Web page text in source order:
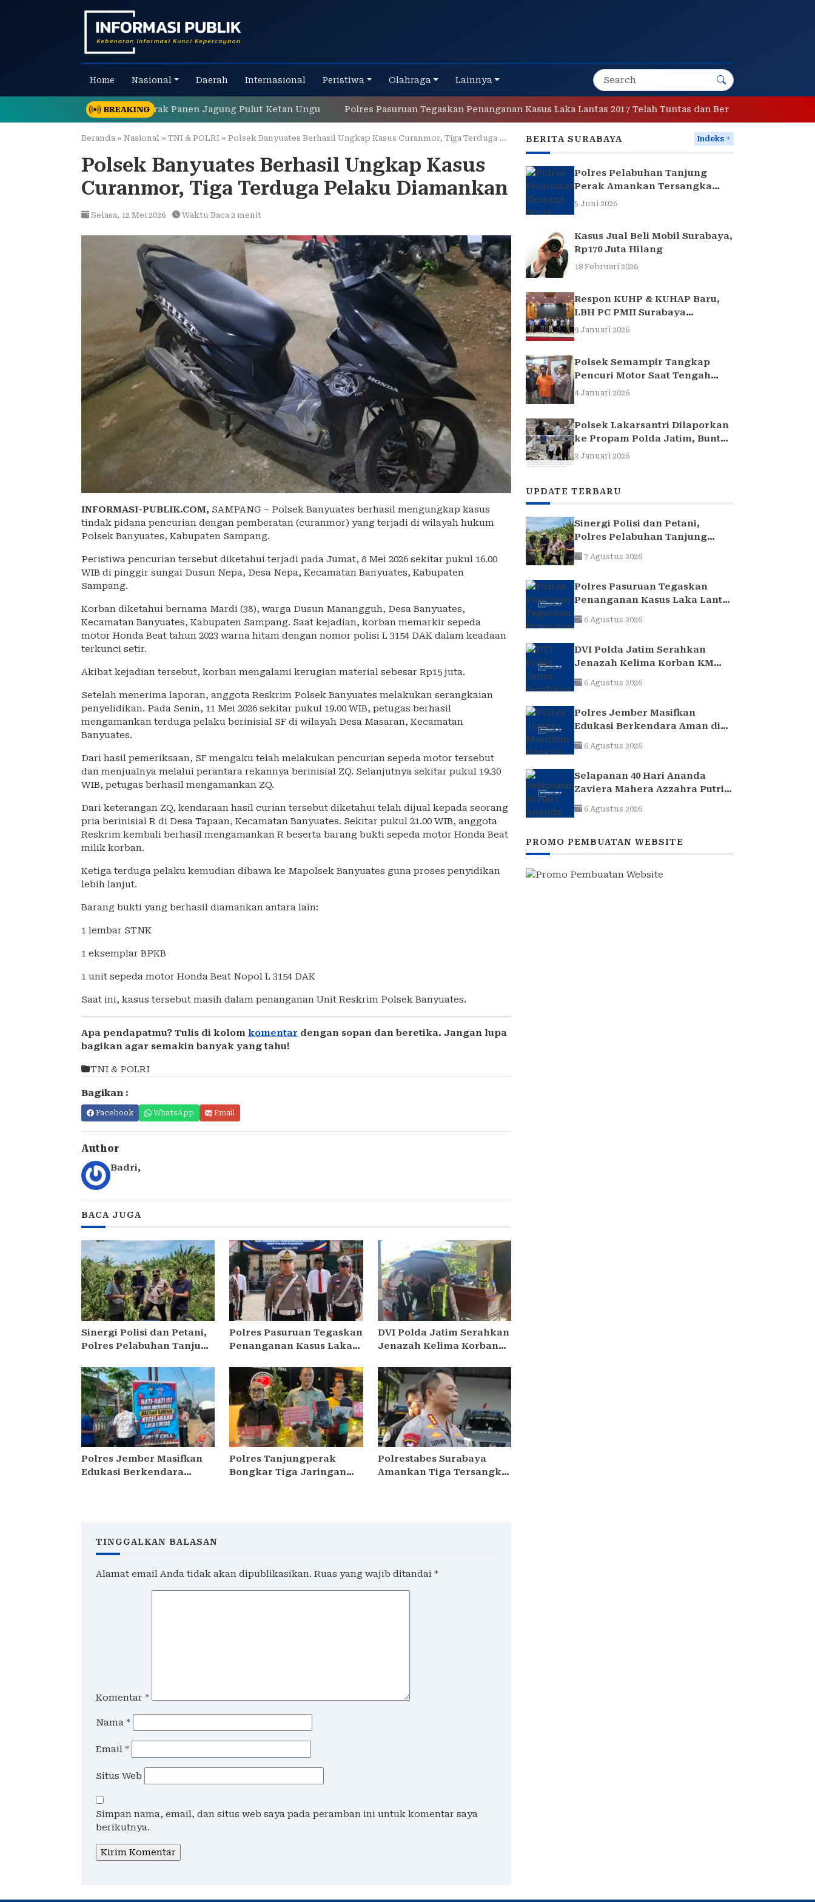
Home Nasional Daerah Internasional Peristiwa Olahraga Lainnya
BREAKING
Pelabuhan Tanjung Perak Panen Jagung Pulut Ketan Ungu Polres Pasuruan Tegaskan Penanganan Kasus Laka Lantas 2017 Telah Tuntas dan Berkekuatan Hukum Tetap
Beranda » Nasional » TNI & POLRI » Polsek Banyuates Berhasil Ungkap Kasus Curanmor, Tiga Terduga Pelaku Diamankan
Polsek Banyuates Berhasil Ungkap Kasus
Curanmor, Tiga Terduga Pelaku Diamankan
Selasa, 12 Mei 2026 Waktu Baca 2 menit
INFORMASI-PUBLIK.COM, SAMPANG – Polsek Banyuates berhasil mengungkap kasus
tindak pidana pencurian dengan pemberatan (curanmor) yang terjadi di wilayah hukum
Polsek Banyuates, Kabupaten Sampang.
Peristiwa pencurian tersebut diketahui terjadi pada Jumat, 8 Mei 2026 sekitar pukul 16.00
WIB di pinggir sungai Dusun Nepa, Desa Nepa, Kecamatan Banyuates, Kabupaten
Sampang.
Korban diketahui bernama Mardi (38), warga Dusun Manangguh, Desa Banyuates,
Kecamatan Banyuates, Kabupaten Sampang. Saat kejadian, korban memarkir sepeda
motor Honda Beat tahun 2023 warna hitam dengan nomor polisi L 3154 DAK dalam keadaan
terkunci setir.
Akibat kejadian tersebut, korban mengalami kerugian material sebesar Rp15 juta.
Setelah menerima laporan, anggota Reskrim Polsek Banyuates melakukan serangkaian
penyelidikan. Pada Senin, 11 Mei 2026 sekitar pukul 19.00 WIB, petugas berhasil
mengamankan terduga pelaku berinisial SF di wilayah Desa Masaran, Kecamatan
Banyuates.
Dari hasil pemeriksaan, SF mengaku telah melakukan pencurian sepeda motor tersebut
dan menjualnya melalui perantara rekannya berinisial ZQ. Selanjutnya sekitar pukul 19.30
WIB, petugas berhasil mengamankan ZQ.
Dari keterangan ZQ, kendaraan hasil curian tersebut diketahui telah dijual kepada seorang
pria berinisial R di Desa Tapaan, Kecamatan Banyuates. Sekitar pukul 21.00 WIB, anggota
Reskrim kembali berhasil mengamankan R beserta barang bukti sepeda motor Honda Beat
milik korban.
Ketiga terduga pelaku kemudian dibawa ke Mapolsek Banyuates guna proses penyidikan
lebih lanjut.
Barang bukti yang berhasil diamankan antara lain:
1 lembar STNK
1 eksemplar BPKB
1 unit sepeda motor Honda Beat Nopol L 3154 DAK
Saat ini, kasus tersebut masih dalam penanganan Unit Reskrim Polsek Banyuates.
Apa pendapatmu? Tulis di kolom komentar dengan sopan dan beretika. Jangan lupa
bagikan agar semakin banyak yang tahu!
TNI & POLRI
Bagikan :
Facebook WhatsApp Email
Author
Badri,
BACA JUGA
Sinergi Polisi dan Petani,
Polres Pelabuhan Tanjung
Pulut Ketan Ungu
Polres Pasuruan Tegaskan
Penanganan Kasus Laka
dan Berkekuatan Hukum
Tetap
DVI Polda Jatim Serahkan
Jenazah Kelima Korban
Polres Jember Masifkan
Edukasi Berkendara
Polres Tanjungperak
Bongkar Tiga Jaringan
Polrestabes Surabaya
Amankan Tiga Tersangka
TINGGALKAN BALASAN
Alamat email Anda tidak akan dipublikasikan. Ruas yang wajib ditandai *
Komentar *
Nama *
Email *
Situs Web
Simpan nama, email, dan situs web saya pada peramban ini untuk komentar saya
berikutnya.
BERITA SURABAYA Indeks
Polres Pelabuhan Tanjung
Perak Amankan Tersangka
Pencuri Komponen Traffic
5 Juni 2026
Kasus Jual Beli Mobil Surabaya,
Rp170 Juta Hilang
18 Februari 2026
Respon KUHP & KUHAP Baru,
LBH PC PMII Surabaya
Selenggarakan Sarasehan
9 Januari 2026
Polsek Semampir Tangkap
Pencuri Motor Saat Tengah
Jadi Amuk Massa
4 Januari 2026
Polsek Lakarsantri Dilaporkan
ke Propam Polda Jatim, Buntut
Kasus Nenek Elina
3 Januari 2026
UPDATE TERBARU
Sinergi Polisi dan Petani,
Polres Pelabuhan Tanjung
Perak Panen Jagung Pulut
Ketan Ungu
7 Agustus 2026
Polres Pasuruan Tegaskan
Penanganan Kasus Laka Lantas
2017 Telah Tuntas dan
Berkekuatan Hukum Tetap
6 Agustus 2026
DVI Polda Jatim Serahkan
Jenazah Kelima Korban KM
Mutiara Sentosa II
6 Agustus 2026
Polres Jember Masifkan
Edukasi Berkendara Aman di
Titik Rawan Kecelakaan
6 Agustus 2026
Selapanan 40 Hari Ananda
Zaviera Mahera Azzahra Putri
Berlangsung Khidmat dan
Penuh Kebersamaan
6 Agustus 2026
PROMO PEMBUATAN WEBSITE